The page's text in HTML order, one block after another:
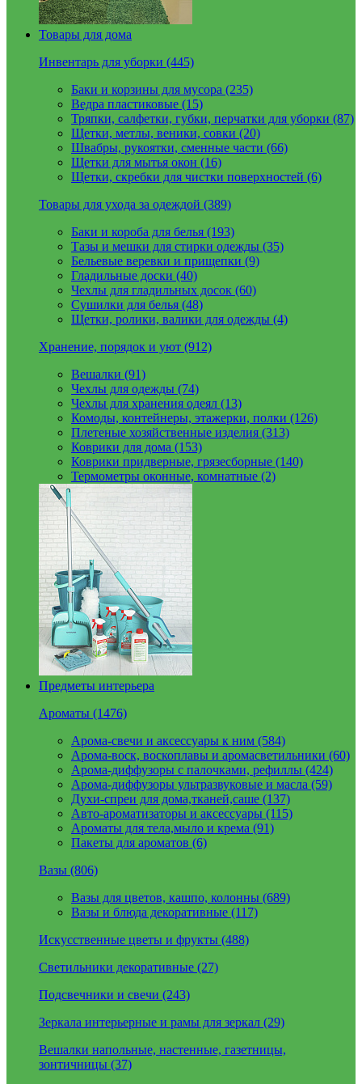
Товары для дома
Инвентарь для уборки (445)
Баки и корзины для мусора (235)
Ведра пластиковые (15)
Тряпки, салфетки, губки, перчатки для уборки (87)
Щетки, метлы, веники, совки (20)
Швабры, рукоятки, сменные части (66)
Щетки для мытья окон (16)
Щетки, скребки для чистки поверхностей (6)
Товары для ухода за одеждой (389)
Баки и короба для белья (193)
Тазы и мешки для стирки одежды (35)
Бельевые веревки и прищепки (9)
Гладильные доски (40)
Чехлы для гладильных досок (60)
Сушилки для белья (48)
Щетки, ролики, валики для одежды (4)
Хранение, порядок и уют (912)
Вешалки (91)
Чехлы для одежды (74)
Чехлы для хранения одеял (13)
Комоды, контейнеры, этажерки, полки (126)
Плетеные хозяйственные изделия (313)
Коврики для дома (153)
Коврики придверные, грязесборные (140)
Термометры оконные, комнатные (2)
Предметы интерьера
Ароматы (1476)
Арома-свечи и аксессуары к ним (584)
Арома-воск, воскоплавы и аромасветильники (60)
Арома-диффузоры с палочками, рефиллы (424)
Арома-диффузоры ультразвуковые и масла (59)
Духи-спреи для дома,тканей,саше (137)
Авто-ароматизаторы и аксессуары (115)
Ароматы для тела,мыло и крема (91)
Пакеты для ароматов (6)
Вазы (806)
Вазы для цветов, кашпо, колонны (689)
Вазы и блюда декоративные (117)
Искусственные цветы и фрукты (488)
Светильники декоративные (27)
Подсвечники и свечи (243)
Зеркала интерьерные и рамы для зеркал (29)
Вешалки напольные, настенные, газетницы,
зонтичницы (37)